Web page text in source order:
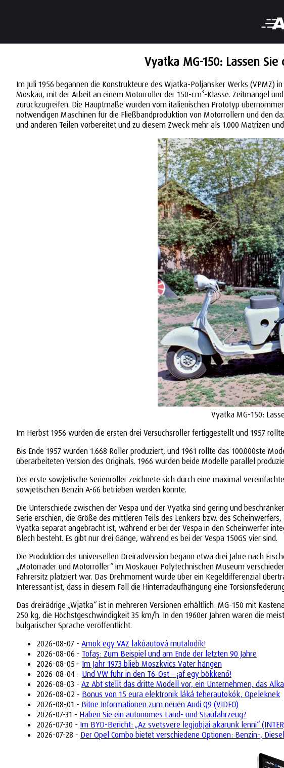
Vyatka MG-150: Lassen
Im Juli 1956 begannen die Konstrukteure des Wjatka-Poljansker Werks (VPMZ)
Moskau, mit der Arbeit an einem Motorroller der 150-cm³-Klasse. Zeitmangel
zurückzugreifen. Die Hauptmaße wurden vom italienischen Prototyp
notwendigen Maschinen für die Fließbandproduktion von Motorrollern und den
und anderen Teilen vorbereitet und zu diesem Zweck mehr als 1.000 Matrizen
Vyatka MG-150:
Im Herbst 1956 wurden die ersten drei Versuchsroller fertiggestellt und 1957
Bis Ende 1957 wurden 1.668 Roller produziert, und 1961 rollte das 100.000ste
überarbeiteten Version des Originals. 1966 wurden beide Modelle parallel
Der erste sowjetische Serienroller zeichnete sich durch eine maximal
sowjetischen Benzin A-66 betrieben werden konnte.
Die Unterschiede zwischen der Vespa und der Vyatka sind gering und
Serie erschien, die Größe des mittleren Teils des Lenkers bzw. des
Vyatka separat angebracht ist, während er bei der Vespa in den Scheinwerfer
Blech besteht. Es gibt nur drei Gänge, während es bei der Vespa 150GS vier sind.
Die Produktion der universellen Dreiradversion begann etwa drei Jahre nach
„Motorräder und Motorroller“ im Moskauer Polytechnischen Museum
Fahrersitz platziert war. Das Drehmoment wurde über ein Kegeldifferenzial
Interessant ist, dass in diesem Fall die Hinterradaufhängung eine
Das dreirädrige „Wjatka“ ist in mehreren Versionen erhältlich: MG-150 mit
250 kg, die Höchstgeschwindigkeit 35 km/h. In den 1960er Jahren waren die
bulgarischer Sprache veröffentlicht.
2026-08-07 - Amok egy VAZ lakóautová mutalodík!
2026-08-06 - Tofaş: Zum Beispiel und am Ende der letzten 90 Jahre
2026-08-05 - Im Jahr 1973 blieb Moszkvics Vater hängen
2026-08-04 - Und VW fuhr in den T6-Ost – ¡af egy bökkenő!
2026-08-03 - Az Abt stellt das dritte Modell vor, ein Unternehmen, das
2026-08-02 - Bonus von 15 eura elektronik láká teherautokók, Opeleknek
2026-08-01 - Bitne Informationen zum neuen Audi Q9 (VIDEO)
2026-07-31 - Haben Sie ein autonomes Land- und Staufahrzeug?
2026-07-30 - Im BYD-Bericht: „Az svetsvere legjobjai akarunk lenni“
2026-07-28 - Der Opel Combo bietet verschiedene Optionen: Benzin-,